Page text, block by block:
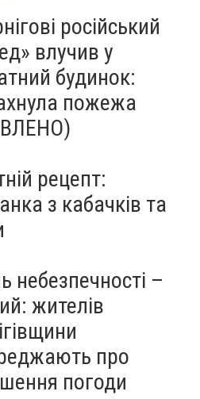
російський
влучив у
будинок:
пожежа
рецепт:
з кабачків та
небезпечності –
жителів
про
погоди